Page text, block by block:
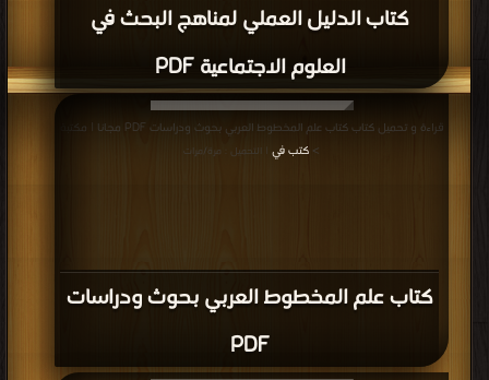
كتاب الدليل العملي لمناهج البحث في
العلوم الاجتماعية PDF
كتاب علم المخطوط العربي بحوث ودراسات
PDF
قراءة و تحميل كتاب كتاب علم المخطوط العربي بحوث ودراسات PDF مجانا | مكتبة
> كتب في | التحميل : مرة/مرات